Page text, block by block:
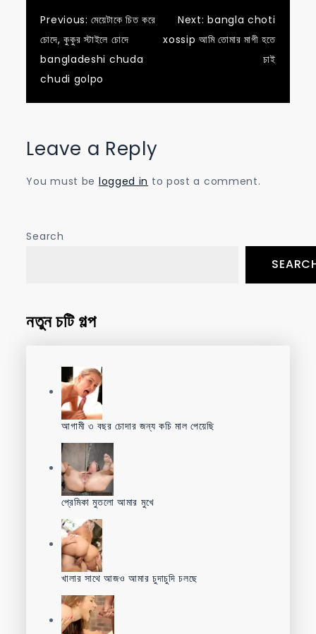
Post
navigation
Previous: মেয়েটাকে চিত করে
চোদে, কুকুর স্টাইলে চোদে
bangladeshi chuda
chudi golpo
Next: bangla choti
xossip আমি তোমার মাগী হতে
চাই
Leave a Reply
You must be logged in to post a comment.
Search
নতুন চটি গল্প
আগামী ৩ বছর চোদার জন্য কচি মাল পেয়েছি
প্রেমিকা মুতলো আমার মুখে
খালার সাথে আজও আমার চুদাচুদি চলছে